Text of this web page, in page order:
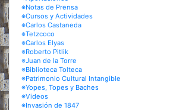
※Notas de Prensa
※Cursos y Actividades
※Carlos Castaneda
※Tetzcoco
※Carlos Elyas
※Roberto Pitlik
※Juan de la Torre
※Biblioteca Tolteca
※Patrimonio Cultural Intangible
※Yopes, Topes y Baches
※Videos
※Invasión de 1847